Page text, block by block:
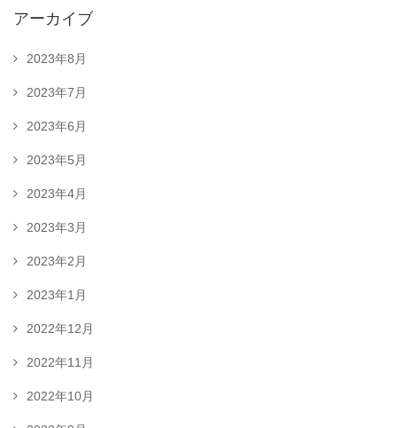
アーカイブ
2023年8月
2023年7月
2023年6月
2023年5月
2023年4月
2023年3月
2023年2月
2023年1月
2022年12月
2022年11月
2022年10月